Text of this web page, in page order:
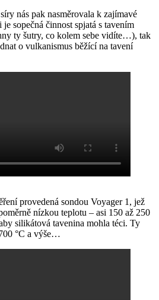
nás pak nasměrovala k zajímavé
sopečná činnost spjatá s tavením
ty šutry, co kolem sebe vidíte…), tak
o vulkanismus běžící na tavení
provedená sondou Voyager 1, jež
nízkou teplotu – asi 150 až 250
silikátová tavenina mohla téci. Ty
°C a výše…